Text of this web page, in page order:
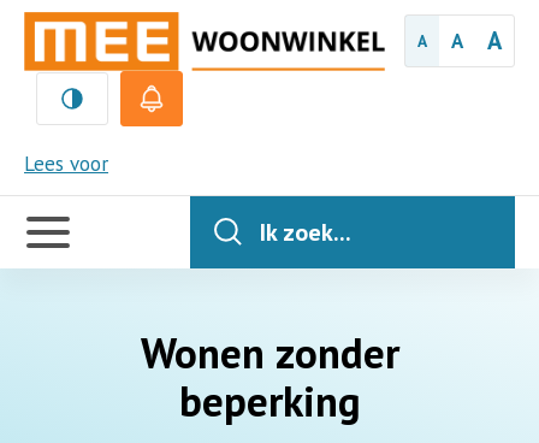
A A A
Lees voor
MEE
Handige
links
Ik zoek...
Wonen zonder
beperking